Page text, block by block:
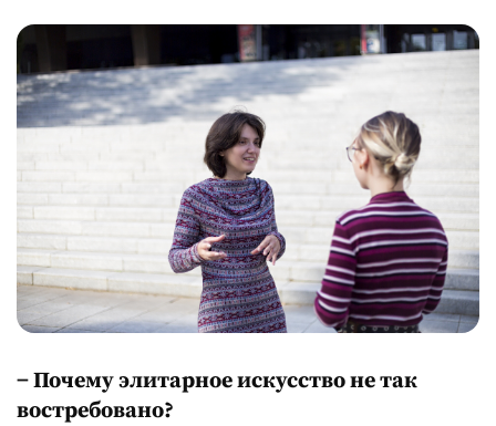
− Почему элитарное искусство не так
востребовано?